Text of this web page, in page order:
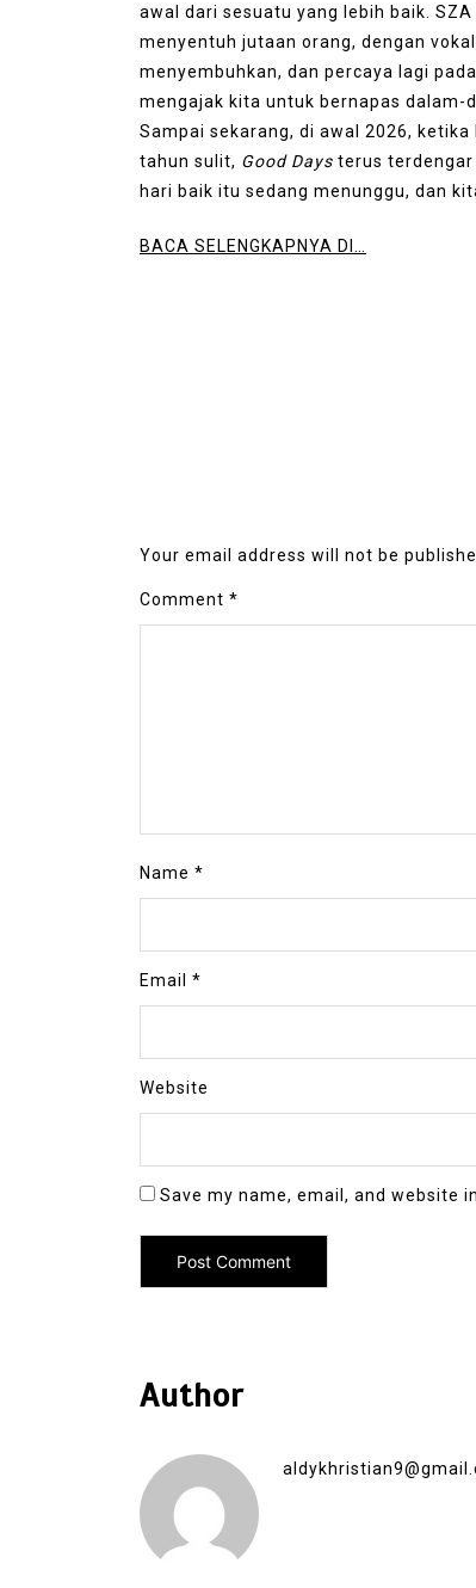
awal dari sesuatu yang lebih baik.
menyentuh jutaan orang, dengan
menyembuhkan, dan percaya lagi
mengajak kita untuk bernapas dalam-
Sampai sekarang, di awal 2026,
tahun sulit, Good Days terus
hari baik itu sedang menunggu, dan
BACA SELENGKAPNYA DI…
Your email address will not be
Comment *
Name *
Email *
Website
Save my name, email, and website
Author